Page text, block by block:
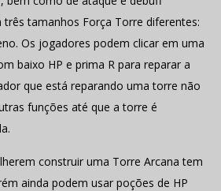
três tamanhos Força Torre diferentes:
Os jogadores podem clicar em uma
baixo HP e prima R para reparar a
que está reparando uma torre não
funções até que a torre é
construir uma Torre Arcana tem
ainda podem usar poções de HP